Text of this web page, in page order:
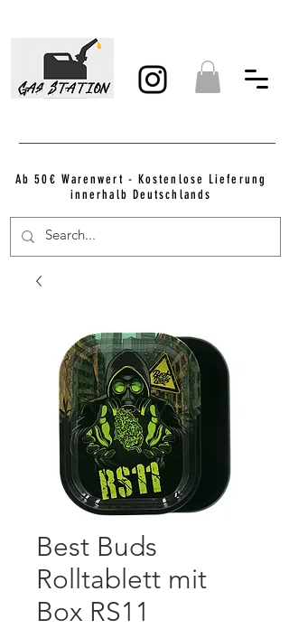
Ab 50€ Warenwert - Kostenlose Lieferung
innerhalb Deutschlands
Best Buds
Rolltablett mit
Box RS11